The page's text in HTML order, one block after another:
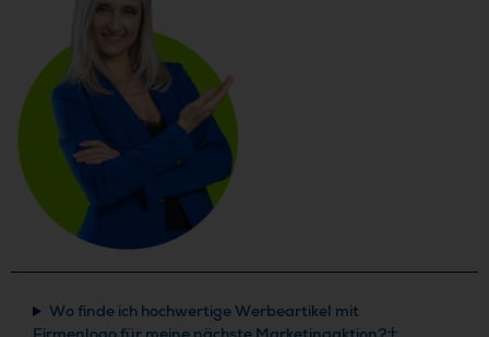
Wo finde ich hochwertige Werbeartikel mit